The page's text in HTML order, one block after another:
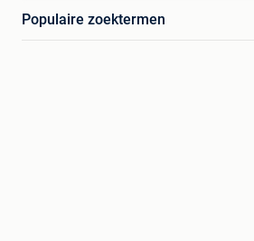
Populaire zoektermen